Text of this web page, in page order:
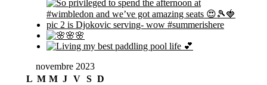
novembre 2023
L M M J V S D